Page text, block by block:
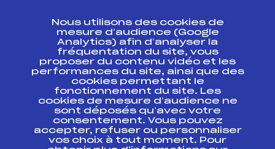
ESPACE PRESSE
Ressources
Pass’Neige
Projet sportif fédéral
Projet de performance fédéral
Antidopage
Pôle Développement, Formation, Suivi
Scientifique
Nous utilisons des cookies de
mesure d’audience (Google
Analytics) afin d’analyser la
fréquentation du site, vous
proposer du contenu vidéo et les
performances du site, ainsi que des
cookies permettant le
fonctionnement du site. Les
cookies de mesure d’audience ne
sont déposés qu’avec votre
consentement. Vous pouvez
accepter, refuser ou personnaliser
vos choix à tout moment. Pour